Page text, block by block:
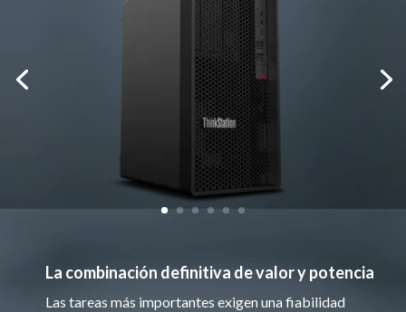
La combinación definitiva de valor y potencia
Las tareas más importantes exigen una fiabilidad